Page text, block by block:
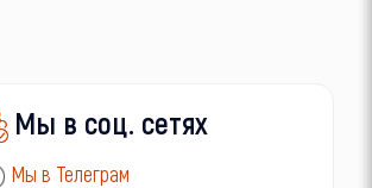
Мы в соц. сетях
Мы в Телеграм